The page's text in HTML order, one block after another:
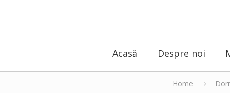
Acasă Despre noi
Home